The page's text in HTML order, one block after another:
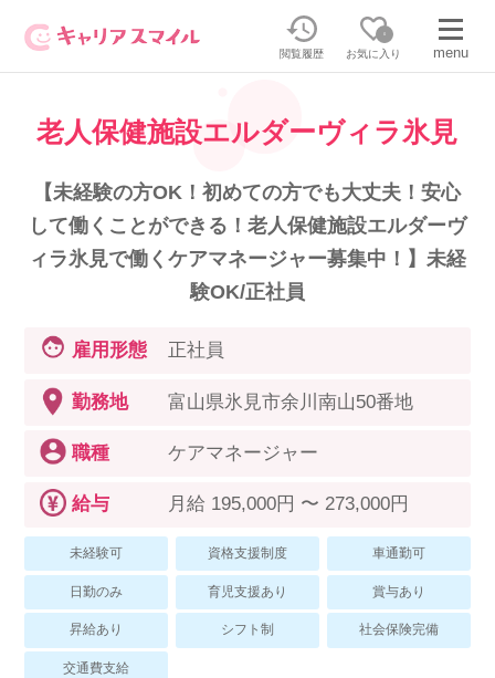
閲覧履歴
0
お気に入り menu
無料相談・お問い合わせはこちら
無料転職相談・お問い合わせの内容を
選択してください
正社員／パートで働く
派遣で働く
介護の資格取得について
その他のお問い合わせ
採用担当者様はこちら
正社員・パートの求人を探す
派遣求人を探す
介護のリスキリング
スマイルカのsmileコラム
FAQ
紹介会社を使うメリットについて
老人保健施設エルダーヴィラ氷見
【未経験の方OK！初めての方でも大丈夫！安心
して働くことができる！老人保健施設エルダーヴ
ィラ氷見で働くケアマネージャー募集中！】未経
験OK/正社員
雇用形態 正社員
勤務地 富山県氷見市余川南山50番地
職種 ケアマネージャー
給与 月給 195,000円 〜 273,000円
未経験可 資格支援制度 車通勤可
日勤のみ 育児支援あり 賞与あり
昇給あり シフト制 社会保険完備
交通費支給